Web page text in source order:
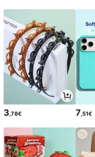
3,78€ 7,51€